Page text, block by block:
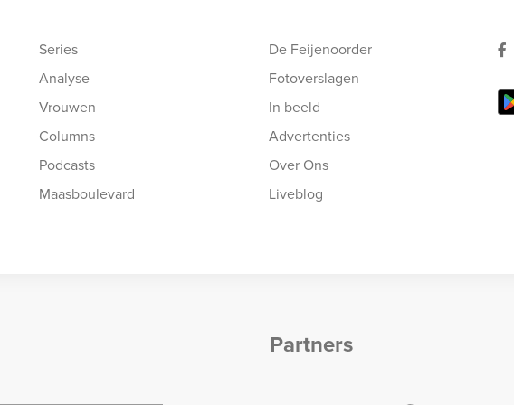
Series
Analyse
Vrouwen
Columns
Podcasts
Maasboulevard
De Feijenoorder
Fotoverslagen
In beeld
Advertenties
Over Ons
Liveblog
Partners